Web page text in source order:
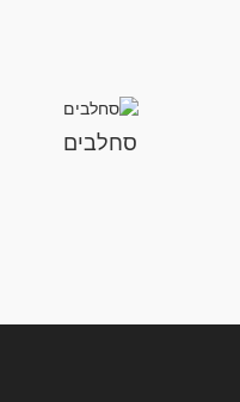
סחלבים